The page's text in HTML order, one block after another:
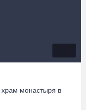
монастыря в